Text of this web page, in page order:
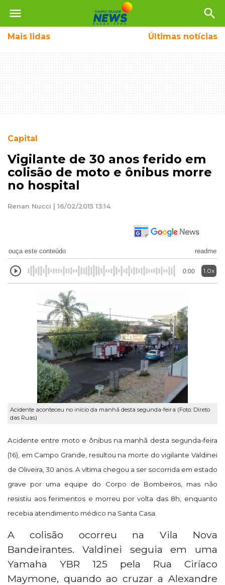
menu search
Mais lidas Últimas notícias
Capital
Vigilante de 30 anos ferido em
colisão de moto e ônibus morre
no hospital
Renan Nucci | 16/02/2015 13:14
ouça este conteúdo readme
0:00 1.0x
Acidente aconteceu no início da manhã desta segunda-feira (Foto: Direto
das Ruas)
Acidente entre moto e ônibus na manhã desta segunda-feira
(16), em Campo Grande, resultou na morte do vigilante Valdinei
de Oliveira, 30 anos. A vítima chegou a ser socorrida em estado
grave por uma equipe do Corpo de Bombeiros, mas não
resistiu aos ferimentos e morreu por volta das 8h, enquanto
recebia atendimento médico na Santa Casa.
A colisão ocorreu na Vila Nova
Bandeirantes. Valdinei seguia em uma
Yamaha YBR 125 pela Rua Ciríaco
Maymone, quando ao cruzar a Alexandre